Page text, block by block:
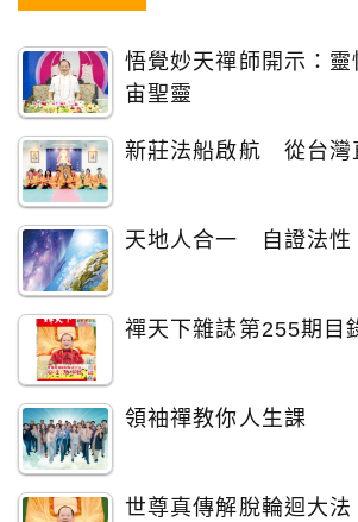
悟覺妙天禪師開示：
宙聖靈
新莊法船啟航 從台灣
天地人合一 自證法性
禪天下雜誌第255期目
領袖禪教你人生課
世尊真傳解脫輪迴大法